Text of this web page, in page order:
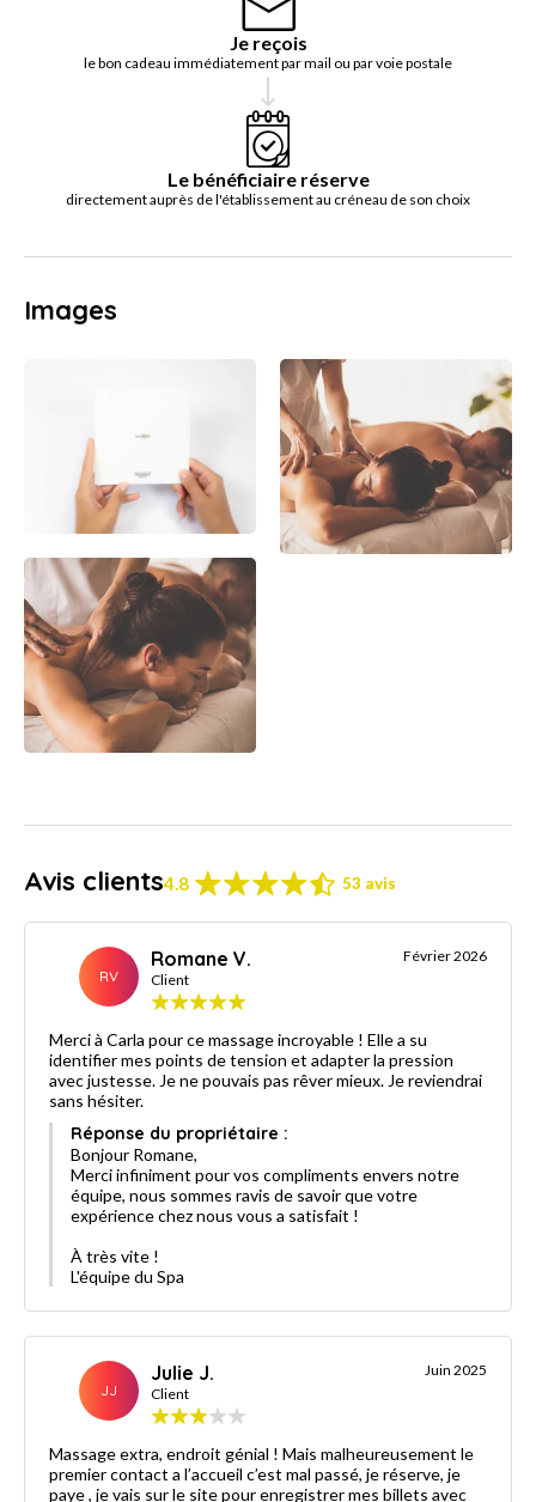
Je reçois
le bon cadeau immédiatement par mail ou par voie postale
Le bénéficiaire réserve
directement auprès de l'établissement au créneau de son choix
Images
Avis clients4.8 53 avis
RV
Romane V.
Client
Février 2026
Merci à Carla pour ce massage incroyable ! Elle a su
identifier mes points de tension et adapter la pression
avec justesse. Je ne pouvais pas rêver mieux. Je reviendrai
sans hésiter.
Réponse du propriétaire :
Bonjour Romane,
Merci infiniment pour vos compliments envers notre
équipe, nous sommes ravis de savoir que votre
expérience chez nous vous a satisfait !
À très vite !
L'équipe du Spa
JJ
Julie J.
Client
Juin 2025
Massage extra, endroit génial ! Mais malheureusement le
premier contact a l’accueil c’est mal passé, je réserve, je
paye , je vais sur le site pour enregistrer mes billets avec